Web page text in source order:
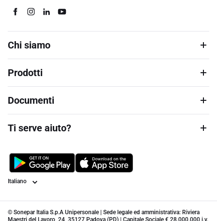
Chi siamo
Prodotti
Documenti
Ti serve aiuto?
Lingua
© Sonepar Italia S.p.A Unipersonale | Sede legale ed amministrativa: Riviera
Maestri del Lavoro, 24, 35127 Padova (PD) | Capitale Sociale € 28.000.000 i.v.